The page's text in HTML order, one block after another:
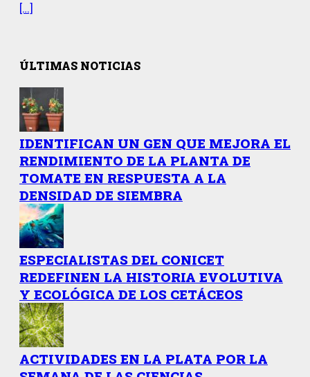
[…]
ÚLTIMAS NOTICIAS
IDENTIFICAN UN GEN QUE MEJORA EL
RENDIMIENTO DE LA PLANTA DE
TOMATE EN RESPUESTA A LA
DENSIDAD DE SIEMBRA
ESPECIALISTAS DEL CONICET
REDEFINEN LA HISTORIA EVOLUTIVA
Y ECOLÓGICA DE LOS CETÁCEOS
ACTIVIDADES EN LA PLATA POR LA